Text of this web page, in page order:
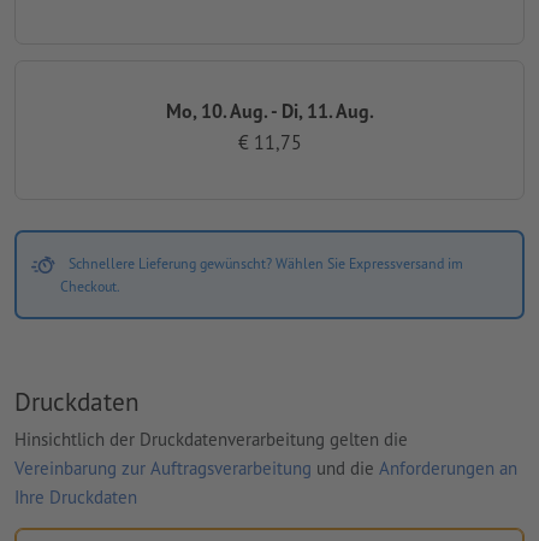
Mo, 10. Aug. - Di, 11. Aug.
€ 11,75
Schnellere Lieferung gewünscht? Wählen Sie Expressversand im
Checkout.
Druckdaten
Hinsichtlich der Druckdatenverarbeitung gelten die
Vereinbarung zur Auftragsverarbeitung und die Anforderungen an
Ihre Druckdaten